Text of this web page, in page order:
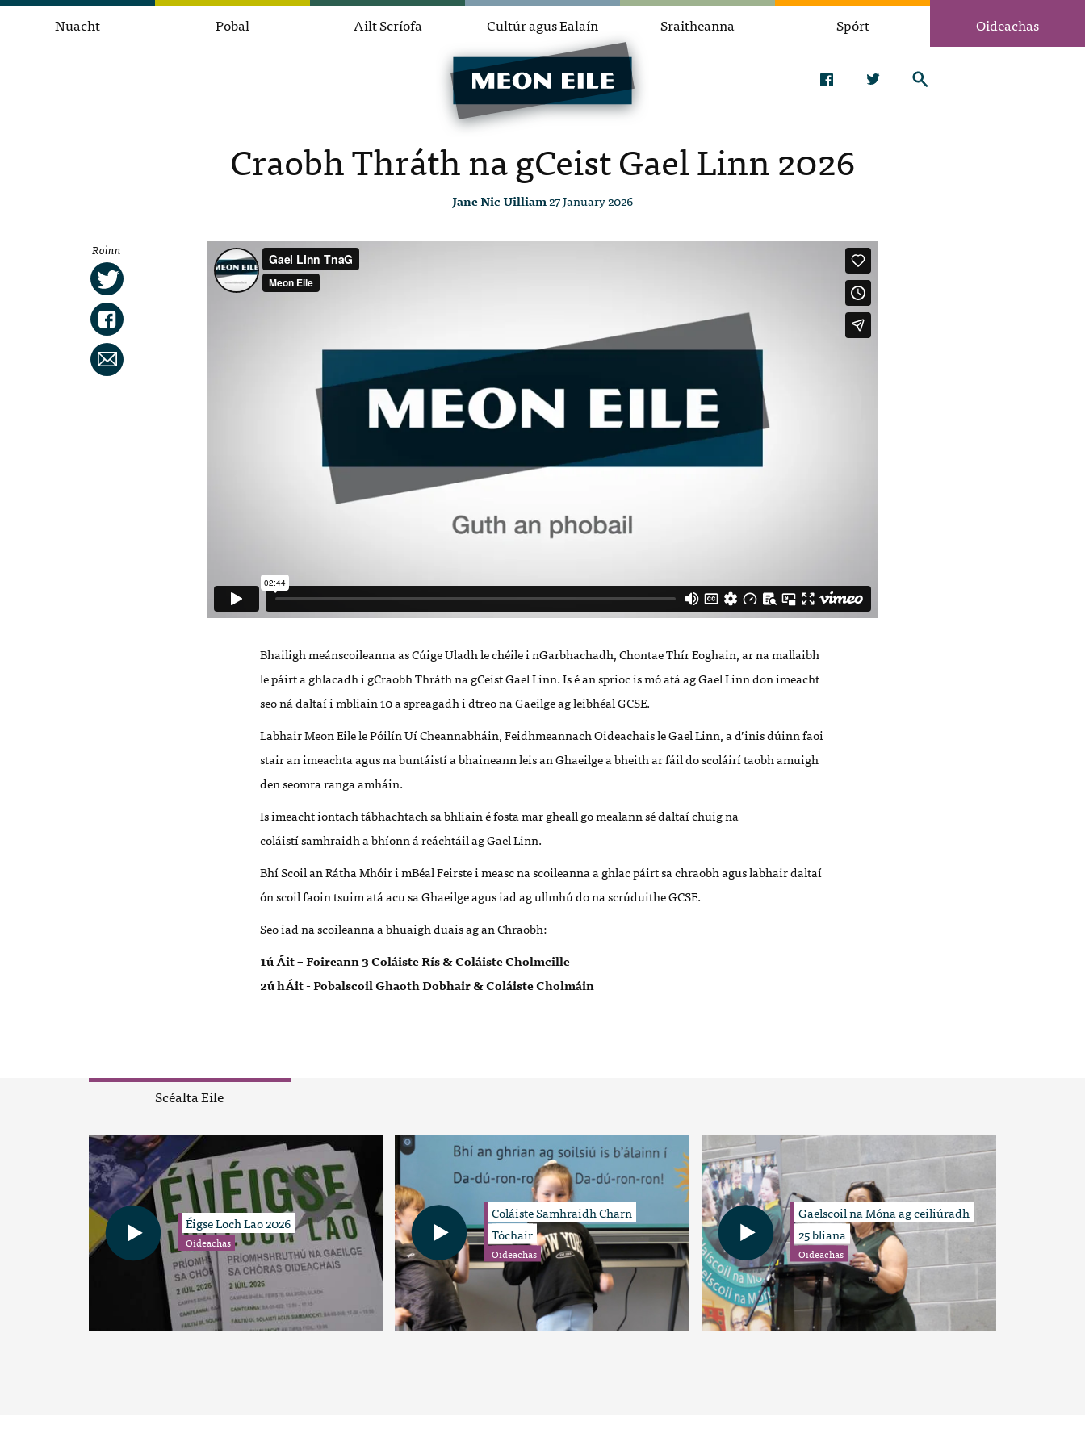
Nuacht Pobal Ailt Scríofa Cultúr agus Ealaín Sraitheanna Spórt Oideachas
Craobh Thráth na gCeist Gael Linn 2026
Jane Nic Uilliam27 January 2026
Roinn
Bhailigh meánscoileanna as Cúige Uladh le chéile i nGarbhachadh, Chontae Thír Eoghain, ar na mallaibh
le páirt a ghlacadh i gCraobh Thráth na gCeist Gael Linn. Is é an sprioc is mó atá ag Gael Linn don imeacht
seo ná daltaí i mbliain 10 a spreagadh i dtreo na Gaeilge ag leibhéal GCSE.
Labhair Meon Eile le Póilín Uí Cheannabháin, Feidhmeannach Oideachais le Gael Linn, a d’inis dúinn faoi
stair an imeachta agus na buntáistí a bhaineann leis an Ghaeilge a bheith ar fáil do scoláirí taobh amuigh
den seomra ranga amháin.
Is imeacht iontach tábhachtach sa bhliain é fosta mar gheall go mealann sé daltaí chuig na
coláistí samhraidh a bhíonn á reáchtáil ag Gael Linn.
Bhí Scoil an Rátha Mhóir i mBéal Feirste i measc na scoileanna a ghlac páirt sa chraobh agus labhair daltaí
ón scoil faoin tsuim atá acu sa Ghaeilge agus iad ag ullmhú do na scrúduithe GCSE.
Seo iad na scoileanna a bhuaigh duais ag an Chraobh:
1ú Áit –Foireann 3 Coláiste Rís & Coláiste Cholmcille
2ú hÁit - Pobalscoil Ghaoth Dobhair & Coláiste Cholmáin
Scéalta Eile
Éigse Loch Lao 2026
Oideachas
Coláiste Samhraidh Charn
Tóchair
Oideachas
Gaelscoil na Móna ag ceiliúradh
25 bliana
Oideachas